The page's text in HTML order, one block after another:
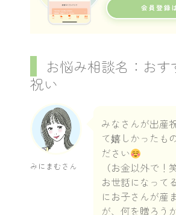
お悩み相談名：お
祝い
みにまむさん
みなさんが出産
て嬉しかったも
ださい
（お金以外で！
お世話になって
にお子さんが産
が、何を贈ろう